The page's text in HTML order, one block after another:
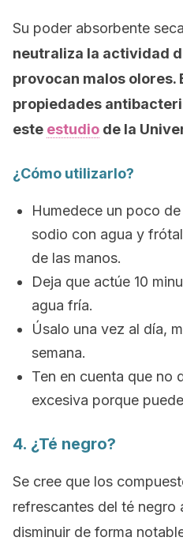
Su poder absorbente
neutraliza la actividad
provocan malos olores.
propiedades
este estudio de la
¿Cómo utilizarlo?
Humedece un poco
sodio con agua y
de las manos.
Deja que actúe 10
agua fría.
Úsalo una vez al día,
semana.
Ten en cuenta que no
excesiva porque
4. ¿Té negro?
Se cree que los
refrescantes del té negro
disminuir de forma